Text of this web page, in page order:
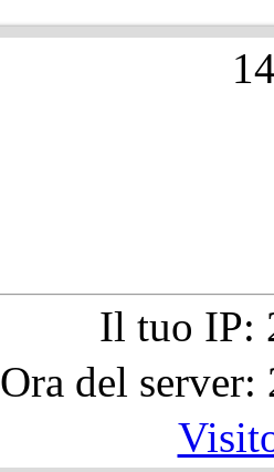
1
Il tuo IP:
Ora del